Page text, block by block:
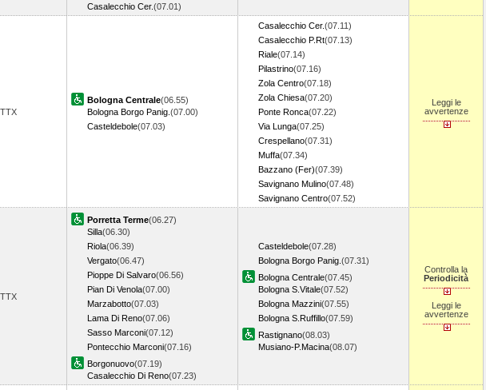
Casalecchio Cer.(07.01)
TTX
Bologna Centrale(06.55)
Bologna Borgo Panig. (07.00)
Casteldebole(07.03)
Casalecchio Cer.(07.11)
Casalecchio P.Rt(07.13)
Riale(07.14)
Pilastrino(07.16)
Zola Centro(07.18)
Zola Chiesa(07.20)
Ponte Ronca(07.22)
Via Lunga(07.25)
Crespellano(07.31)
Muffa(07.34)
Bazzano (Fer)(07.39)
Savignano Mulino(07.48)
Savignano Centro(07.52)
Leggi le
avvertenze
TTX
Porretta Terme(06.27)
Silla(06.30)
Riola(06.39)
Vergato(06.47)
Pioppe Di Salvaro(06.56)
Pian Di Venola(07.00)
Marzabotto(07.03)
Lama Di Reno(07.06)
Sasso Marconi(07.12)
Pontecchio Marconi(07.16)
Borgonuovo(07.19)
Casalecchio Di Reno(07.23)
Casteldebole(07.28)
Bologna Borgo Panig. (07.31)
Bologna Centrale(07.45)
Bologna S.Vitale(07.52)
Bologna Mazzini(07.55)
Bologna S.Ruffillo(07.59)
Rastignano(08.03)
Musiano-P.Macina(08.07)
Controlla la
Periodicità
Leggi le
avvertenze